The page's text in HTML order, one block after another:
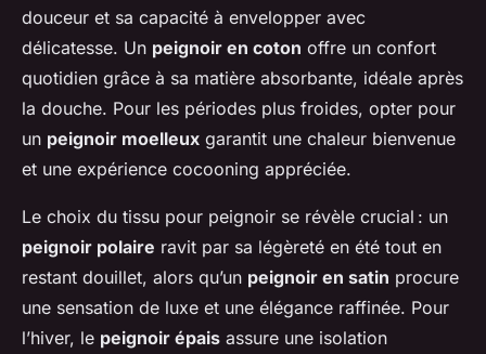
douceur et sa capacité à envelopper avec
délicatesse. Un peignoir en coton offre un confort
quotidien grâce à sa matière absorbante, idéale après
la douche. Pour les périodes plus froides, opter pour
un peignoir moelleux garantit une chaleur bienvenue
et une expérience cocooning appréciée.
Le choix du tissu pour peignoir se révèle crucial : un
peignoir polaire ravit par sa légèreté en été tout en
restant douillet, alors qu’un peignoir en satin procure
une sensation de luxe et une élégance raffinée. Pour
l’hiver, le peignoir épais assure une isolation